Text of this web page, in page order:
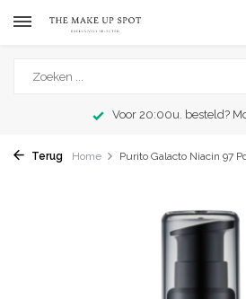
Voor 20:00u. besteld?
Terug Home Purito Galacto Niacin 97